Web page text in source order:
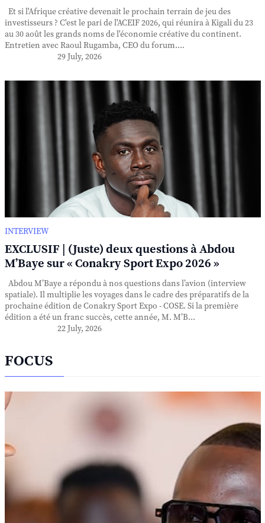
Et si l'Afrique créative devenait le prochain terrain de jeu des
investisseurs ? C'est le pari de l'ACEIF 2026, qui réunira à Kigali du 23
au 30 août les grands noms de l'économie créative du continent.
Entretien avec Raoul Rugamba, CEO du forum....
29 July, 2026
INTERVIEW
EXCLUSIF | (Juste) deux questions à Abdou
M’Baye sur « Conakry Sport Expo 2026 »
Abdou M’Baye a répondu à nos questions dans l’avion (interview
spatiale). Il multiplie les voyages dans le cadre des préparatifs de la
prochaine édition de Conakry Sport Expo - COSE. Si la première
édition a été un franc succès, cette année, M. M’B...
22 July, 2026
FOCUS